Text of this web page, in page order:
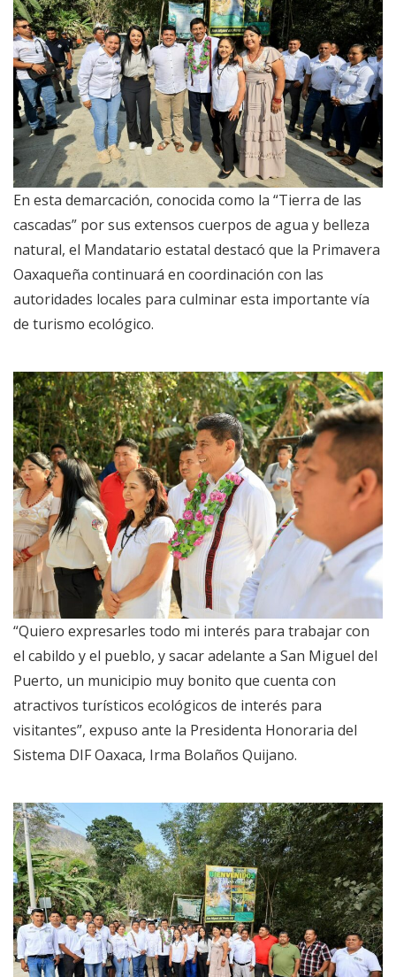
En esta demarcación, conocida como la “Tierra de las
cascadas” por sus extensos cuerpos de agua y belleza
natural, el Mandatario estatal destacó que la Primavera
Oaxaqueña continuará en coordinación con las
autoridades locales para culminar esta importante vía
de turismo ecológico.
“Quiero expresarles todo mi interés para trabajar con
el cabildo y el pueblo, y sacar adelante a San Miguel del
Puerto, un municipio muy bonito que cuenta con
atractivos turísticos ecológicos de interés para
visitantes”, expuso ante la Presidenta Honoraria del
Sistema DIF Oaxaca, Irma Bolaños Quijano.